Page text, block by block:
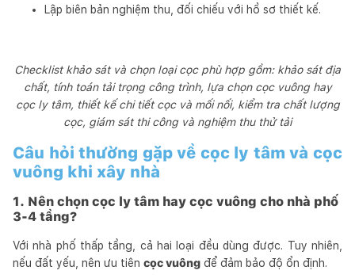
Lập biên bản nghiệm thu, đối chiếu với hồ sơ thiết kế.
Checklist khảo sát và chọn loại cọc phù hợp gồm: khảo sát địa
chất, tính toán tải trọng công trình, lựa chọn cọc vuông hay
cọc ly tâm, thiết kế chi tiết cọc và mối nối, kiểm tra chất lượng
cọc, giám sát thi công và nghiệm thu thử tải
Câu hỏi thường gặp về cọc ly tâm và cọc
vuông khi xây nhà
1. Nên chọn cọc ly tâm hay cọc vuông cho nhà phố
3-4 tầng?
Với nhà phố thấp tầng, cả hai loại đều dùng được. Tuy nhiên,
nếu đất yếu, nên ưu tiên cọc vuông để đảm bảo độ ổn định.